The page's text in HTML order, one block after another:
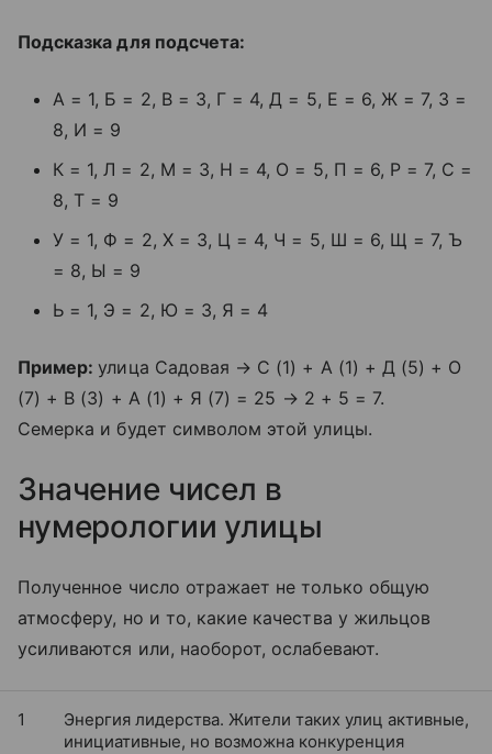
Подсказка для подсчета:
А = 1, Б = 2, В = 3, Г = 4, Д = 5, Е = 6, Ж = 7, З =
8, И = 9
К = 1, Л = 2, М = 3, Н = 4, О = 5, П = 6, Р = 7, С =
8, Т = 9
У = 1, Ф = 2, Х = 3, Ц = 4, Ч = 5, Ш = 6, Щ = 7, Ъ
= 8, Ы = 9
Ь = 1, Э = 2, Ю = 3, Я = 4
Пример:улица Садовая → С (1) + А (1) + Д (5) + О
(7) + В (3) + А (1) + Я (7) = 25 → 2 + 5 = 7.
Семерка и будет символом этой улицы.
Значение чисел в
нумерологии улицы
Полученное число отражает не только общую
атмосферу, но и то, какие качества у жильцов
усиливаются или, наоборот, ослабевают.
1
Энергия лидерства. Жители таких улиц активные,
инициативные, но возможна конкуренция